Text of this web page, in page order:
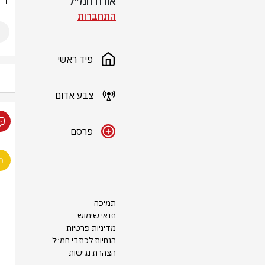
התחברות
פיד ראשי
צבע אדום
פרסם
תמיכה
תנאי שימוש
מדיניות פרטיות
הנחיות לכתבי חמ״ל
הצהרת נגישות